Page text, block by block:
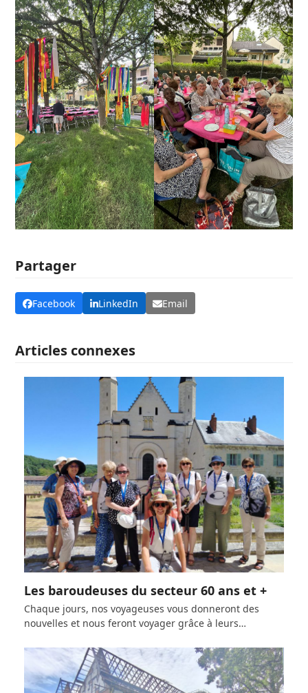
Partager
Facebook LinkedIn Email
Articles connexes
Les baroudeuses du secteur 60 ans et +
Chaque jours, nos voyageuses vous donneront des
nouvelles et nous feront voyager grâce à leurs…